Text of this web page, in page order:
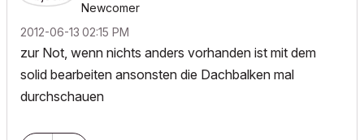
Newcomer
‎2012-06-13 02:15 PM
zur Not, wenn nichts anders vorhanden ist mit dem
solid bearbeiten ansonsten die Dachbalken mal
durchschauen